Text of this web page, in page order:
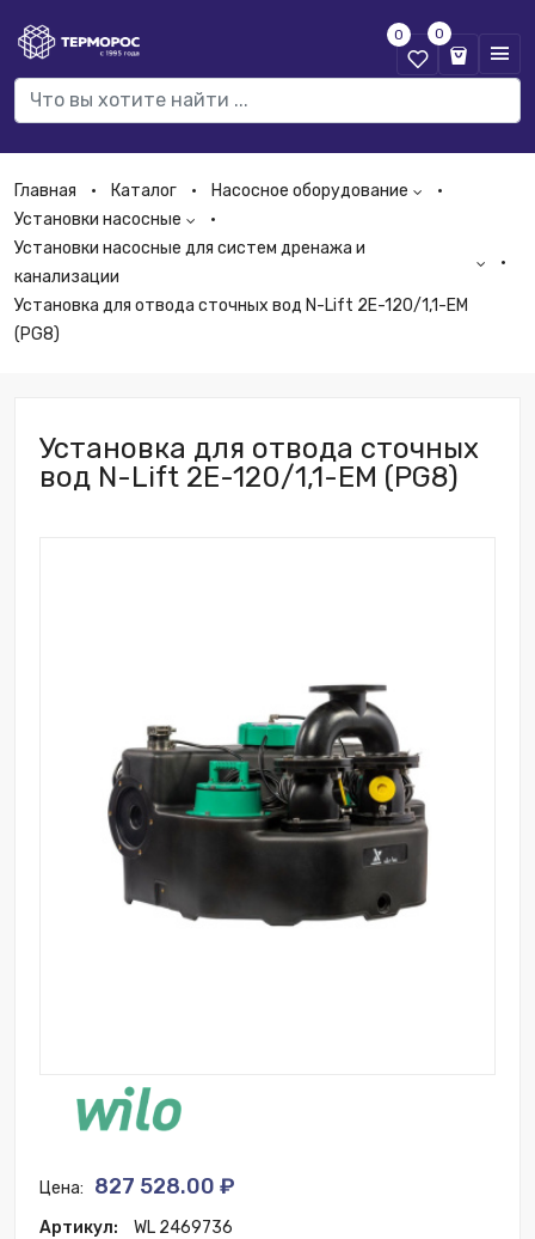
0 0
Главная Каталог
Насосное оборудование
Установки насосные
Установки насосные для систем дренажа и
канализации
Установка для отвода сточных вод N-Lift 2E-120/1,1-EM
(PG8)
Установка для отвода сточных
вод N-Lift 2E-120/1,1-EM (PG8)
Цена: 827 528.00 ₽
Артикул:
WL 2469736